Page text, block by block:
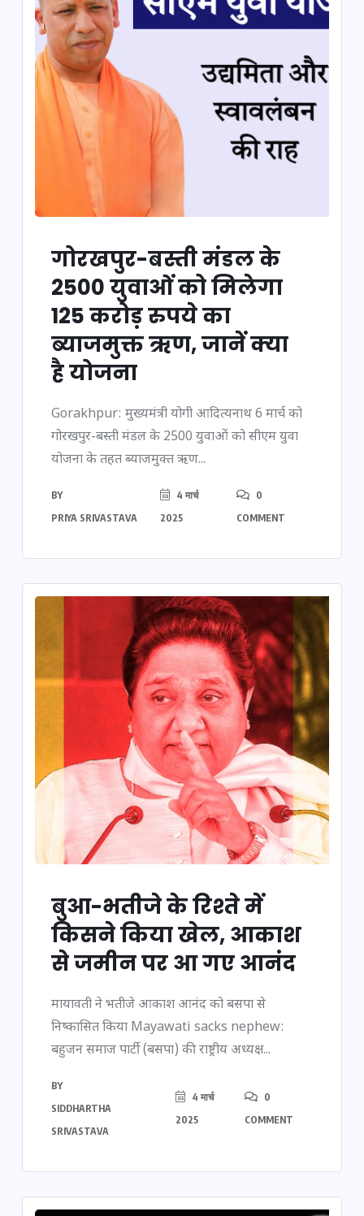
गोरखपुर-बस्ती मंडल के
2500 युवाओं को मिलेगा
125 करोड़ रुपये का
ब्याजमुक्त ऋण, जानें क्या
है योजना
Gorakhpur: मुख्यमंत्री योगी आदित्यनाथ 6 मार्च को
गोरखपुर-बस्ती मंडल के 2500 युवाओं को सीएम युवा
योजना के तहत ब्याजमुक्त ऋण...
BY
PRIYA SRIVASTAVA
4 मार्च
2025
0
COMMENT
बुआ-भतीजे के रिश्ते में
किसने किया खेल, आकाश
से जमीन पर आ गए आनंद
मायावती ने भतीजे आकाश आनंद को बसपा से
निष्कासित किया Mayawati sacks nephew:
बहुजन समाज पार्टी (बसपा) की राष्ट्रीय अध्यक्ष...
BY
SIDDHARTHA
SRIVASTAVA
4 मार्च
2025
0
COMMENT